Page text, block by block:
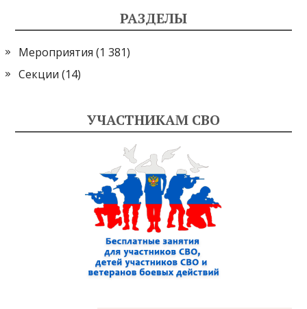
РАЗДЕЛЫ
Мероприятия (1 381)
Секции (14)
УЧАСТНИКАМ СВО